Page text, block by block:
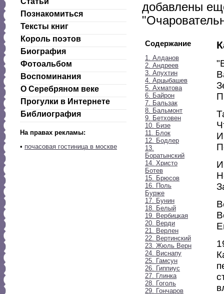
Познакомиться
Тексты книг
Король поэтов
Биография
Фотоальбом
Воспоминания
О Серебряном веке
Прогулки в Интернете
Библиография
На правах рекламы:
• почасовая гостиница в москве
добавлены
Содержание
1. Алданов
2. Андреев
3. Апухтин
4. Арцыбашев
5. Ахматова
6. Байрон
7. Бальзак
8. Бальмонт
9. Бетховен
10. Бизе
11. Блок
12. Бодлер
13.
Боратынский
14. Христо
Ботев
15. Брюсов
16. Поль
Бурже
17. Бунин
18. Белый
19. Вербицкая
20. Верди
21. Верлен
22. Вертинский
23. Жюль Верн
24. Виснапу
25. Гамсун
26. Гиппиус
27. Глинка
28. Гоголь
29. Гончаров
И